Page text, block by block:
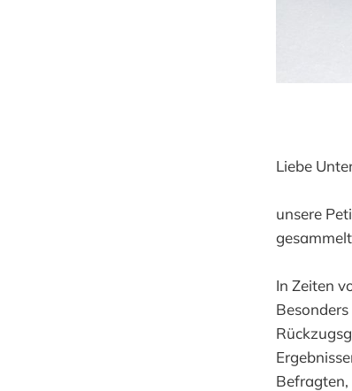
Liebe
unsere
In Zeiten